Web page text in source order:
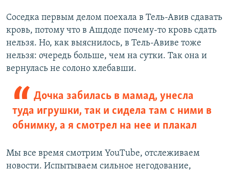
Соседка первым делом поехала в Тель-Авив сдавать
кровь, потому что в Ашдоде почему-то кровь сдать
нельзя. Но, как выяснилось, в Тель-Авиве тоже
нельзя: очередь больше, чем на сутки. Так она и
вернулась не солоно хлебавши.
Дочка забилась в мамад, унесла
туда игрушки, так и сидела там с ними в
обнимку, а я смотрел на нее и плакал
Мы все время смотрим YouTube, отслеживаем
новости. Испытываем сильное негодование,